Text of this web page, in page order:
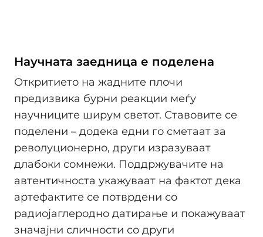
Научната заедница е поделена
Откритието на жадните плочи
предизвика бурни реакции меѓу
научниците ширум светот. Ставовите се
поделени – додека едни го сметаат за
револуционерно, други изразуваат
длабоки сомнежи. Поддржувачите на
автентичноста укажуваат на фактот дека
артефактите се потврдени со
радиојаглеродно датирање и покажуваат
значајни сличности со други